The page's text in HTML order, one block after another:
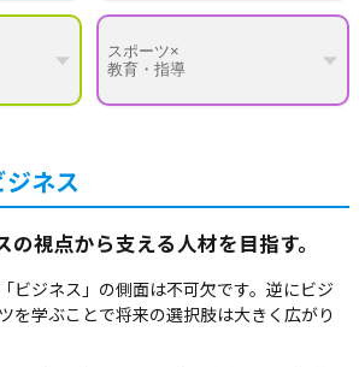
スポーツ×
教育・指導
ネス
視点から支える人材を目指す。
ビジネス」の側面は不可欠です。逆にビジ
を学ぶことで将来の選択肢は大きく広がり